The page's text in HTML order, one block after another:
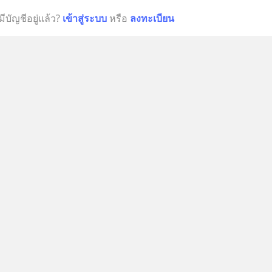
บัญชีอยู่แล้ว? เข้าสู่ระบบ หรือ ลงทะเบียน